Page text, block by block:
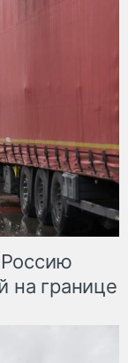
Россию
на границе